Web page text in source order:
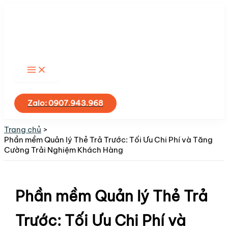
kiếmZalo: 0907.943.968
Trang chủ
Phần mềm Quản lý Thẻ Trả Trước: Tối Ưu Chi Phí và Tăng
Cường Trải Nghiệm Khách Hàng
Phần mềm Quản lý Thẻ Trả
Trước: Tối Ưu Chi Phí và